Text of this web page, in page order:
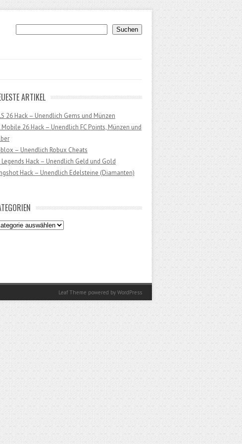
Suchen Suchen
ARTIKEL
26 Hack – Unendlich Gems und Münzen
Mobile 26 Hack – Unendlich FC Points, Münzen und
– Unendlich Robux Cheats
Legends Hack – Unendlich Geld und Gold
Hack – Unendlich Edelsteine (Diamanten)
Leaf Theme powered by WordPress